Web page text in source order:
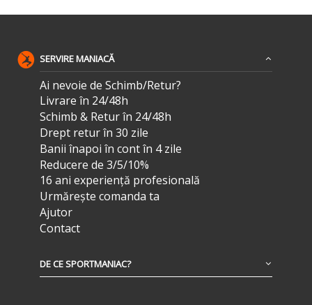
SERVIRE MANIACĂ
Ai nevoie de Schimb/Retur?
Livrare în 24/48h
Schimb & Retur în 24/48h
Drept retur în 30 zile
Banii înapoi în cont în 4 zile
Reducere de 3/5/10%
16 ani experiență profesională
Urmărește comanda ta
Ajutor
Contact
DE CE SPORTMANIAC?